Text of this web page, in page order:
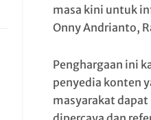
masa kini untuk
Onny Andrianto,
Penghargaan ini
penyedia konten
masyarakat